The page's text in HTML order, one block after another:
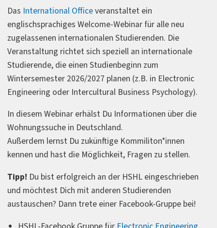
Das International Officeveranstaltet ein
englischsprachiges Welcome-Webinar für alle neu
zugelassenen internationalen Studierenden. Die
Veranstaltung richtet sich speziell an internationale
Studierende, die einen Studienbeginn zum
Wintersemester 2026/2027 planen (z.B. in Electronic
Engineering oder Intercultural Business Psychology).
In diesem Webinar erhälst Du Informationen über die
Wohnungssuche in Deutschland.
Außerdem lernst Du zukünftige Kommiliton*innen
kennen und hast die Möglichkeit, Fragen zu stellen.
Tipp! Du bist erfolgreich an der HSHL eingeschrieben
und möchtest Dich mit anderen Studierenden
austauschen? Dann trete einer Facebook-Gruppe bei!